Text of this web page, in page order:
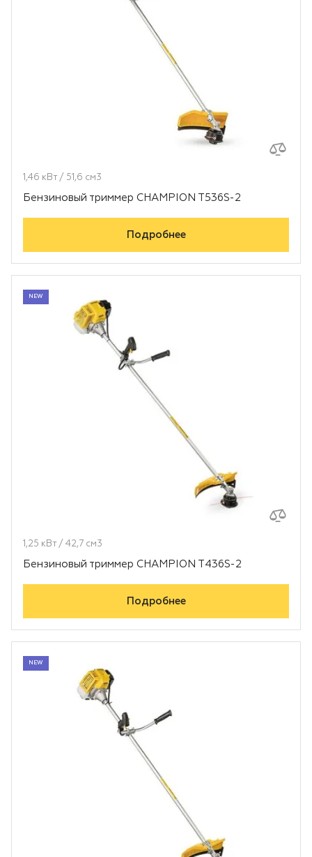
1,46 кВт / 51,6 см3
Бензиновый триммер CHAMPION T536S-2
Подробнее
NEW
1,25 кВт / 42,7 см3
Бензиновый триммер CHAMPION T436S-2
Подробнее
NEW